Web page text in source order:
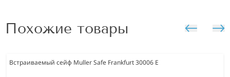
Похожие товары
Встраиваемый сейф Muller Safe Frankfurt 30006 E